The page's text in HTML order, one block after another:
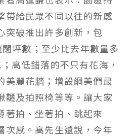
帶給民眾不同以往的新感
突破推出許多創新，包
坪數；至少比去年數量多
高低錯落的不只有花海，
美麗花牆；增設綱美們最
韆及拍照椅等等。讓大家
著拍、坐著拍、跳起來
次感。高先生還說，今年